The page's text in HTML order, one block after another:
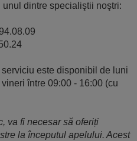
dintre specialiştii noştri:
este disponibil de luni
între 09:00 - 16:00 (cu
va fi necesar să oferiți
la începutul apelului. Acest